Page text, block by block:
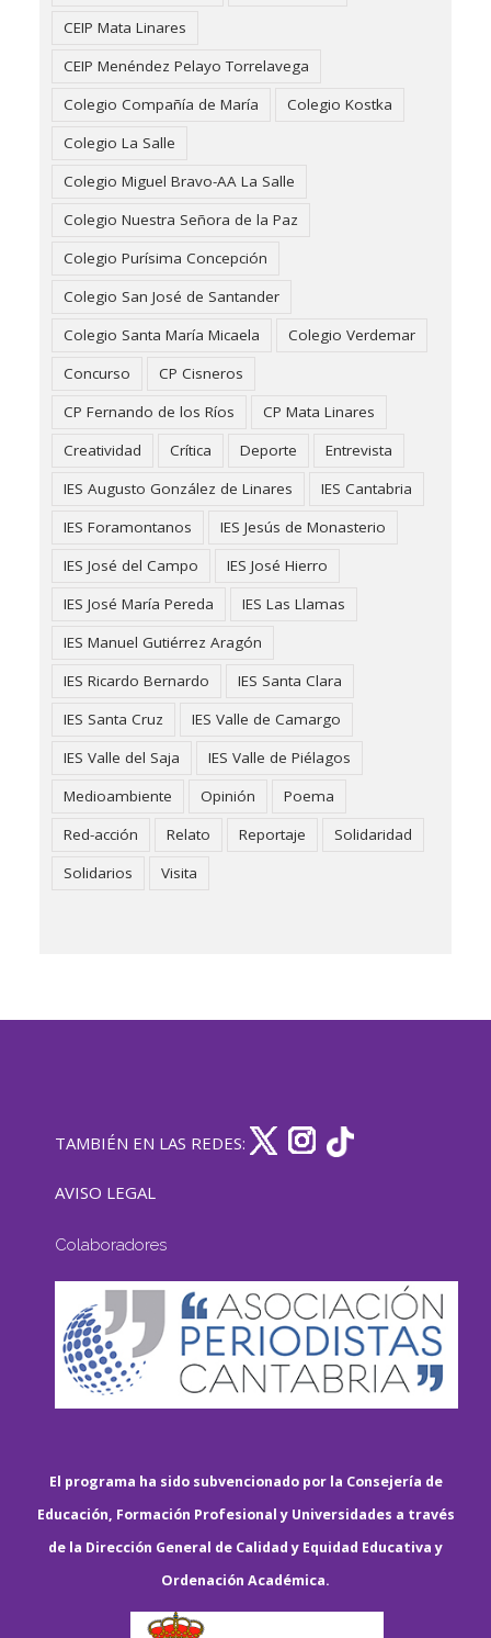
CEIP Mata Linares
CEIP Menéndez Pelayo Torrelavega
Colegio Compañía de María
Colegio Kostka
Colegio La Salle
Colegio Miguel Bravo-AA La Salle
Colegio Nuestra Señora de la Paz
Colegio Purísima Concepción
Colegio San José de Santander
Colegio Santa María Micaela
Colegio Verdemar
Concurso
CP Cisneros
CP Fernando de los Ríos
CP Mata Linares
Creatividad
Crítica Deporte
Entrevista
IES Augusto González de Linares
IES Cantabria
IES Foramontanos
IES Jesús de Monasterio
IES José del Campo
IES José Hierro
IES José María Pereda
IES Las Llamas
IES Manuel Gutiérrez Aragón
IES Ricardo Bernardo
IES Santa Clara
IES Santa Cruz
IES Valle de Camargo
IES Valle del Saja
IES Valle de Piélagos
Medioambiente
Opinión
Poema
Red-acción
Relato Reportaje
Solidaridad
Solidarios
Visita
TAMBIÉN EN LAS REDES:
AVISO LEGAL
Colaboradores
El programa ha sido subvencionado por la Consejería de
Educación, Formación Profesional y Universidades a través
de la Dirección General de Calidad y Equidad Educativa y
Ordenación Académica.